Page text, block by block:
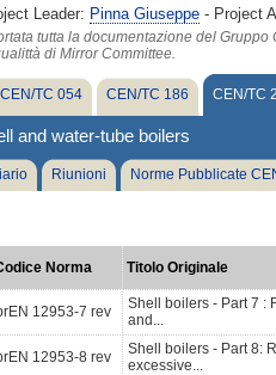
Leader: Pinna Giuseppe- Project
tutta la documentazione del
di Mirror Committee.
CEN/TC 054 CEN/TC 186 CEN/TC
and water-tube boilers
Riunioni Norme Pubblicate
Norma Titolo Originale
12953-7 rev
Shell boilers - Part 7 :
and...
12953-8 rev
Shell boilers - Part 8:
excessive...